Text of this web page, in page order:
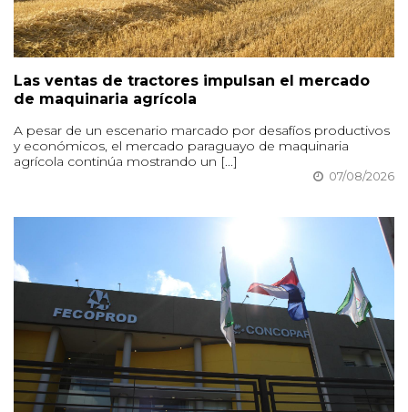
Las ventas de tractores impulsan el mercado
de maquinaria agrícola
A pesar de un escenario marcado por desafíos productivos
y económicos, el mercado paraguayo de maquinaria
agrícola continúa mostrando un [...]
07/08/2026